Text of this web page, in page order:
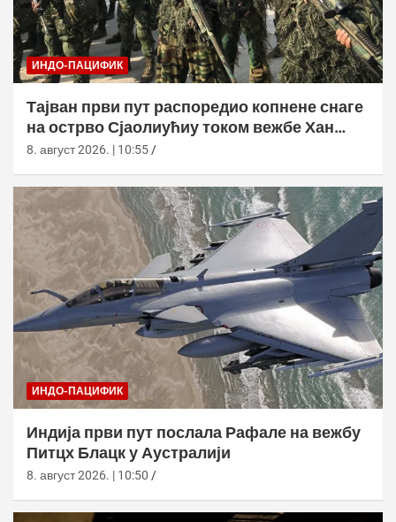
ИНДО-ПАЦИФИК
Тајван први пут распоредио копнене снаге
на острво Сјаолиућиу током вежбе Хан
Куанг 42
8. август 2026. | 10:55
ИНДО-ПАЦИФИК
Индија први пут послала Рафале на вежбу
Питцх Блацк у Аустралији
8. август 2026. | 10:50